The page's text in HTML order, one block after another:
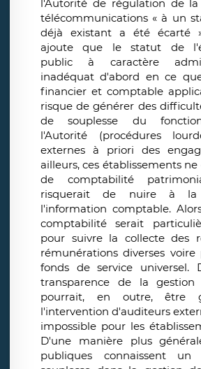
l'Autorité de régulation de
télécommunications « à un
déjà existant a été écarté
ajoute que le statut de
public à caractère
inadéquat d'abord en ce
financier et comptable
risque de générer des
de souplesse du
l'Autorité (procédures
externes à priori des
ailleurs, ces établissements
de comptabilité
risquerait de nuire à
l'information comptable.
comptabilité serait
pour suivre la collecte des
rémunérations diverses
fonds de service universel.
transparence de la gestion
pourrait, en outre, être
l'intervention d'auditeurs
impossible pour les
D'une manière plus
publiques connaissent